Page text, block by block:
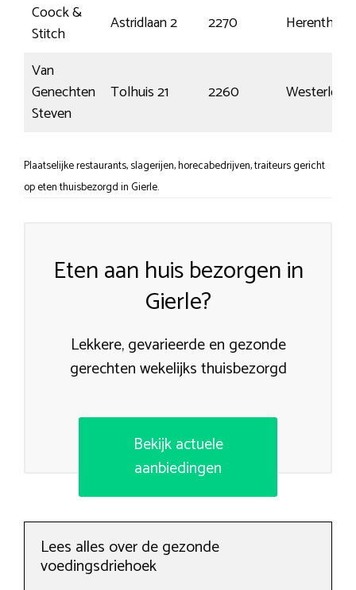
Coock &
Stitch
Astridlaan 2 2270
Herenthout
Van
Genechten
Steven
Tolhuis 21 2260 Westerlo
Plaatselijke restaurants, slagerijen, horecabedrijven, traiteurs gericht
op eten thuisbezorgd in Gierle.
Eten aan huis bezorgen in
Gierle?
Lekkere, gevarieerde en gezonde
gerechten wekelijks thuisbezorgd
Bekijk actuele
aanbiedingen
Lees alles over de gezonde
voedingsdriehoek